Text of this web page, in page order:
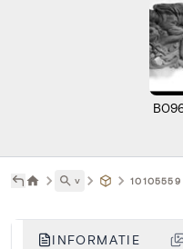
˅ 10105559
INFORMATIE